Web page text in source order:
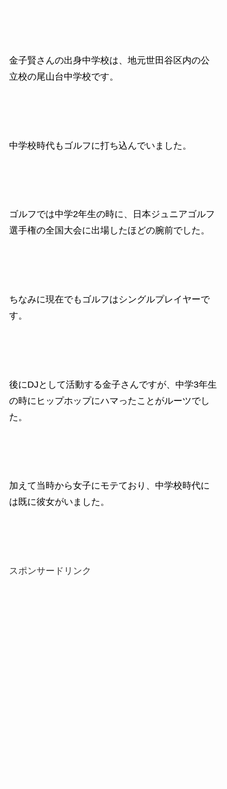
金子賢さんの出身中学校は、地元世田谷区内の公
立校の尾山台中学校です。
中学校時代もゴルフに打ち込んでいました。
ゴルフでは中学2年生の時に、日本ジュニアゴルフ
選手権の全国大会に出場したほどの腕前でした。
ちなみに現在でもゴルフはシングルプレイヤーで
す。
後にDJとして活動する金子さんですが、中学3年生
の時にヒップホップにハマったことがルーツでし
た。
加えて当時から女子にモテており、中学校時代に
は既に彼女がいました。
スポンサードリンク